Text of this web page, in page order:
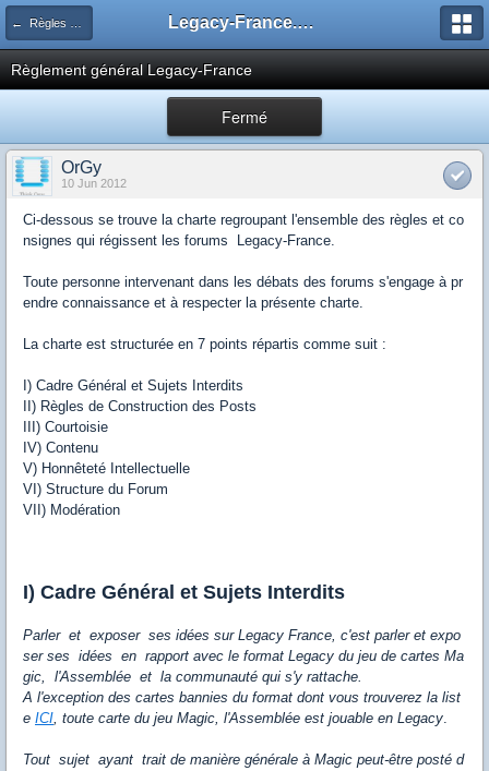
← Règles du site Legacy-France.org - Forum
Règlement général Legacy-France
Fermé
OrGy
10 Jun 2012
Ci-dessous se trouve la charte regroupant l'ensemble des règles et co
nsignes qui régissent les forums Legacy-France.
Toute personne intervenant dans les débats des forums s'engage à pr
endre connaissance et à respecter la présente charte.
La charte est structurée en 7 points répartis comme suit :
I) Cadre Général et Sujets Interdits
II) Règles de Construction des Posts
III) Courtoisie
IV) Contenu
V) Honnêteté Intellectuelle
VI) Structure du Forum
VII) Modération
I) Cadre Général et Sujets Interdits
Parler et exposer ses idées sur Legacy France, c'est parler et expo
ser ses idées en rapport avec le format Legacy du jeu de cartes Ma
gic, l'Assemblée et la communauté qui s'y rattache.
A l'exception des cartes bannies du format dont vous trouverez la list
e ICI, toute carte du jeu Magic, l'Assemblée est jouable en Legacy.
Tout sujet ayant trait de manière générale à Magic peut-être posté d